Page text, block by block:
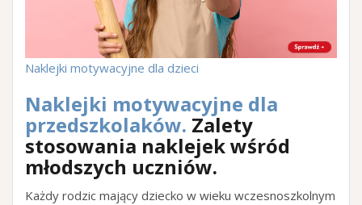
Naklejki motywacyjne dla dzieci
Naklejki motywacyjne dla
przedszkolaków. Zalety
stosowania naklejek wśród
młodszych uczniów.
Każdy rodzic mający dziecko w wieku wczesnoszkolnym